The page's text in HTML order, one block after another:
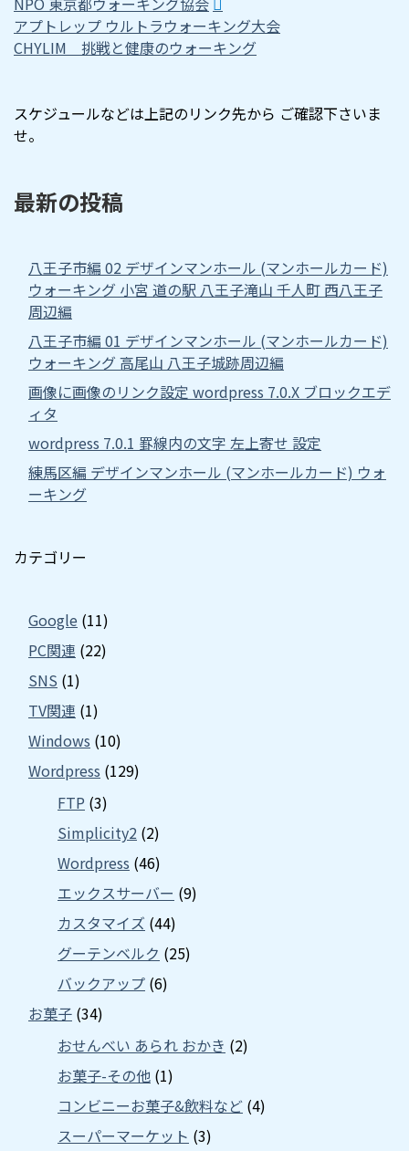
アプトレップ ウルトラウォーキング大会
CHYLIM 挑戦と健康のウォーキング
スケジュールなどは上記のリンク先から ご確認下さいま
せ。
最新の投稿
八王子市編 02 デザインマンホール (マンホールカード)
ウォーキング 小宮 道の駅 八王子滝山 千人町 西八王子
周辺編
八王子市編 01 デザインマンホール (マンホールカード)
ウォーキング 高尾山 八王子城跡周辺編
画像に画像のリンク設定 wordpress 7.0.X ブロックエデ
ィタ
wordpress 7.0.1 罫線内の文字 左上寄せ 設定
練馬区編 デザインマンホール (マンホールカード) ウォ
ーキング
カテゴリー
Google (11)
PC関連 (22)
SNS (1)
TV関連 (1)
Windows (10)
Wordpress (129)
FTP (3)
Simplicity2 (2)
Wordpress (46)
エックスサーバー (9)
カスタマイズ (44)
グーテンベルク (25)
バックアップ (6)
お菓子 (34)
おせんべい あられ おかき (2)
お菓子-その他 (1)
コンビニーお菓子&飲料など (4)
スーパーマーケット (3)